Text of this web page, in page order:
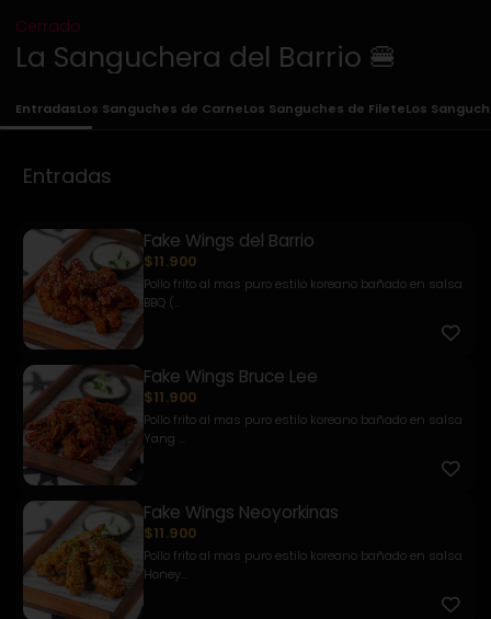
Cerrado
La Sanguchera del Barrio 🍔
EntradasLos Sanguches de CarneLos Sanguches de FileteLos
Entradas
Fake Wings del Barrio
$11.900
Pollo frito al mas puro estilo koreano bañado en salsa
BBQ (...
Fake Wings Bruce Lee
$11.900
Pollo frito al mas puro estilo koreano bañado en salsa
Yang ...
Fake Wings Neoyorkinas
$11.900
Pollo frito al mas puro estilo koreano bañado en salsa
Honey...